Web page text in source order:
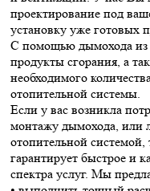
проектирование под
установку уже готовых
С помощью дымохода из
продукты сгорания, а
необходимого
отопительной системы.
Если у вас возникла
монтажу дымохода, или
отопительной
гарантирует быстрое и
спектра услуг. Мы